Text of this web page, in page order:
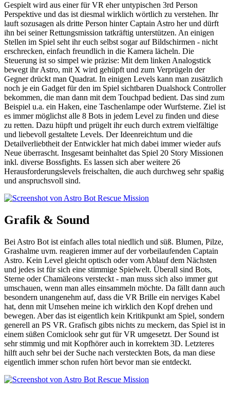
Gespielt wird aus einer für VR eher untypischen 3rd Person
Perspektive und das ist diesmal wirklich wörtlich zu verstehen. Ihr
lauft sozusagen als dritte Person hinter Captain Astro her und dürft
ihn bei seiner Rettungsmission tatkräftig unterstützen. An einigen
Stellen im Spiel seht ihr euch selbst sogar auf Bildschirmen - nicht
erschrecken, einfach freundlich in die Kamera lächeln. Die
Steuerung ist so simpel wie präzise: Mit dem linken Analogstick
bewegt ihr Astro, mit X wird gehüpft und zum Verprügeln der
Gegner drückt man Quadrat. In einigen Levels kann man zusätzlich
noch je ein Gadget für den im Spiel sichtbaren Dualshock Controller
bekommen, die man dann mit dem Touchpad bedient. Das sind zum
Beispiel u.a. ein Haken, eine Taschenlampe oder Wurfsterne. Ziel ist
es immer möglichst alle 8 Bots in jedem Level zu finden und diese
zu retten. Dazu hüpft und prügelt ihr euch durch extrem vielfältige
und liebevoll gestaltete Levels. Der Ideenreichtum und die
Detailverliebtheit der Entwickler hat mich dabei immer wieder aufs
Neue überrascht. Insgesamt beinhaltet das Spiel 20 Story Missionen
inkl. diverse Bossfights. Es lassen sich aber weitere 26
Herausforderungslevels freischalten, die auch durchweg sehr spaßig
und anspruchsvoll sind.
Grafik & Sound
Bei Astro Bot ist einfach alles total niedlich und süß. Blumen, Pilze,
Grashalme uvm. reagieren immer auf der vorbeilaufenden Captain
Astro. Kein Level gleicht optisch oder vom Ablauf dem Nächsten
und jedes ist für sich eine stimmige Spielwelt. Überall sind Bots,
Sterne oder Chamäleons versteckt - man muss sich also immer gut
umschauen, wenn man alles einsammeln möchte. Da fällt dann auch
besondern unangenehm auf, dass die VR Brille ein nerviges Kabel
hat, denn mit Umsehen meine ich wirklich den Kopf drehen und
bewegen. Aber das ist eigentlich kein Kritikpunkt am Spiel, sondern
generell an PS VR. Grafisch gibts nichts zu meckern, das Spiel ist in
einem süßen Comiclook sehr gut für VR umgesetzt. Der Sound ist
sehr stimmig und mit Kopfhörer auch in korrektem 3D. Letzteres
hilft auch sehr bei der Suche nach versteckten Bots, da man diese
eigentlich immer schon rufen hört bevor man sie entdeckt.